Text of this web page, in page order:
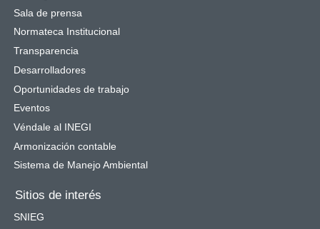
Sala de prensa
Normateca Institucional
Transparencia
Desarrolladores
Oportunidades de trabajo
Eventos
Véndale al INEGI
Armonización contable
Sistema de Manejo Ambiental
Sitios de interés
SNIEG